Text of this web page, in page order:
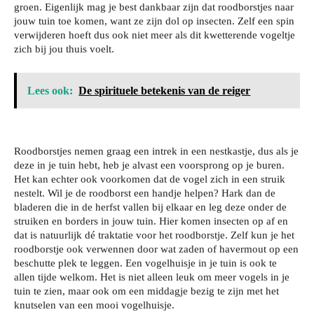
groen. Eigenlijk mag je best dankbaar zijn dat roodborstjes naar
jouw tuin toe komen, want ze zijn dol op insecten. Zelf een spin
verwijderen hoeft dus ook niet meer als dit kwetterende vogeltje
zich bij jou thuis voelt.
Lees ook: De spirituele betekenis van de reiger
Roodborstjes nemen graag een intrek in een nestkastje, dus als je
deze in je tuin hebt, heb je alvast een voorsprong op je buren.
Het kan echter ook voorkomen dat de vogel zich in een struik
nestelt. Wil je de roodborst een handje helpen? Hark dan de
bladeren die in de herfst vallen bij elkaar en leg deze onder de
struiken en borders in jouw tuin. Hier komen insecten op af en
dat is natuurlijk dé traktatie voor het roodborstje. Zelf kun je het
roodborstje ook verwennen door wat zaden of havermout op een
beschutte plek te leggen. Een vogelhuisje in je tuin is ook te
allen tijde welkom. Het is niet alleen leuk om meer vogels in je
tuin te zien, maar ook om een middagje bezig te zijn met het
knutselen van een mooi vogelhuisje.